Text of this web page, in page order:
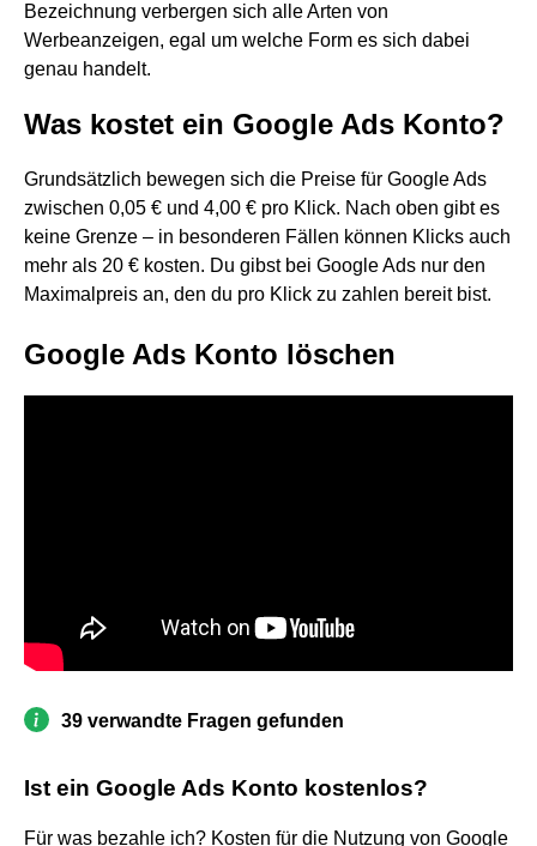
Bezeichnung verbergen sich alle Arten von
Werbeanzeigen, egal um welche Form es sich dabei
genau handelt.
Was kostet ein Google Ads Konto?
Grundsätzlich bewegen sich die Preise für Google Ads
zwischen 0,05 € und 4,00 € pro Klick. Nach oben gibt es
keine Grenze – in besonderen Fällen können Klicks auch
mehr als 20 € kosten. Du gibst bei Google Ads nur den
Maximalpreis an, den du pro Klick zu zahlen bereit bist.
Google Ads Konto löschen
39 verwandte Fragen gefunden
Ist ein Google Ads Konto kostenlos?
Für was bezahle ich? Kosten für die Nutzung von Google